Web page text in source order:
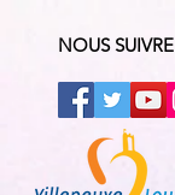
NOUS SUIVRE